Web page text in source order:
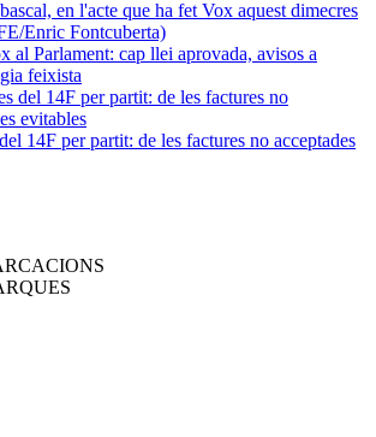
al Parlament: cap llei aprovada, avisos a
feixista
14F per partit: de les factures no acceptades